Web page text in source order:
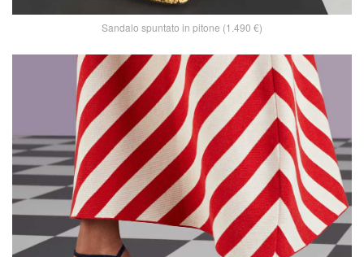
Sandalo spuntato in pitone (1.490 €)